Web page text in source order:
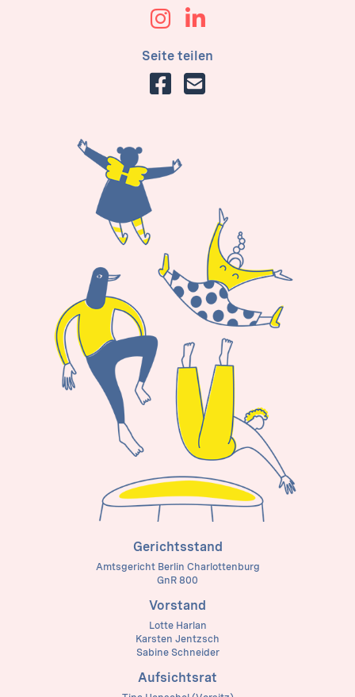
Seite teilen
Gerichtsstand
Amtsgericht Berlin Charlottenburg
GnR 800
Vorstand
Lotte Harlan
Karsten Jentzsch
Sabine Schneider
Aufsichtsrat